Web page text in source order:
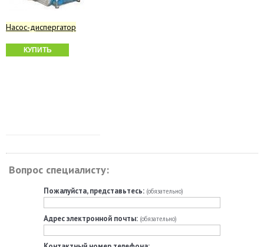
Насос-диспергатор
КУПИТЬ
Вопрос специалисту:
Пожалуйста, представьтесь: (обязательно)
Адрес электронной почты: (обязательно)